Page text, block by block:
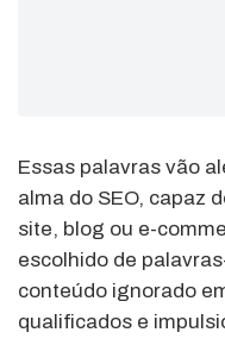
Essas palavras vão
alma do SEO, capaz
site, blog ou e-
escolhido de
conteúdo ignorado
qualificados e